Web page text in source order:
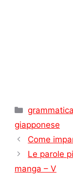
Categorie
giapponese
Come
Le parole
manga – V